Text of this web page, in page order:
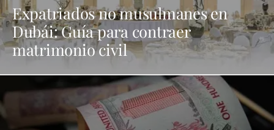
Expatriados no musulmanes en
Dubái: Guía para contraer
matrimonio civil